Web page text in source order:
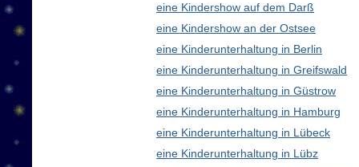
eine Kindershow auf dem Darß
eine Kindershow an der Ostsee
eine Kinderunterhaltung in Berlin
eine Kinderunterhaltung in Greifswald
eine Kinderunterhaltung in Güstrow
eine Kinderunterhaltung in Hamburg
eine Kinderunterhaltung in Lübeck
eine Kinderunterhaltung in Lübz